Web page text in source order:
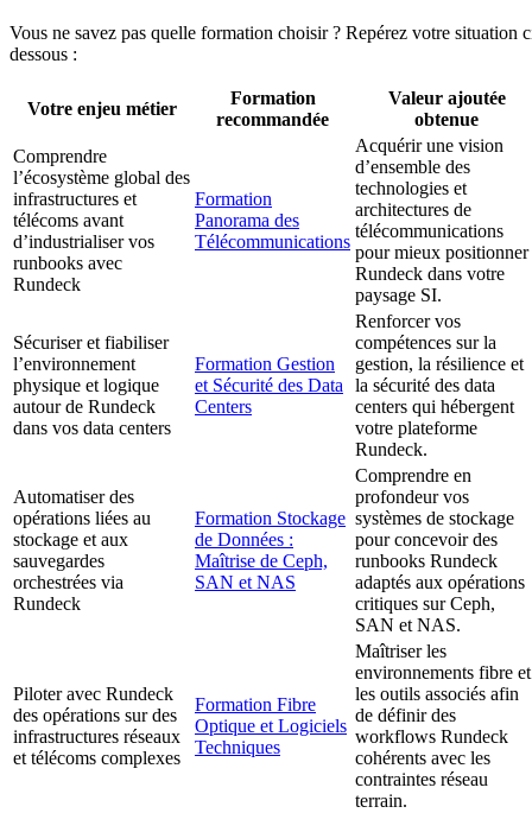
Vous ne savez pas quelle formation choisir ? Repérez votre situation
dessous :
Votre enjeu métier
Formation
recommandée
Valeur ajoutée
obtenue
Comprendre
l’écosystème global des
infrastructures et
télécoms avant
d’industrialiser vos
runbooks avec
Rundeck
Formation
Panorama des
Télécommunications
Acquérir une vision
d’ensemble des
technologies et
architectures de
télécommunications
pour mieux positionner
Rundeck dans votre
paysage SI.
Sécuriser et fiabiliser
l’environnement
physique et logique
autour de Rundeck
dans vos data centers
Formation Gestion
et Sécurité des Data
Centers
Renforcer vos
compétences sur la
gestion, la résilience et
la sécurité des data
centers qui hébergent
votre plateforme
Rundeck.
Automatiser des
opérations liées au
stockage et aux
sauvegardes
orchestrées via
Rundeck
Formation Stockage
de Données :
Maîtrise de Ceph,
SAN et NAS
Comprendre en
profondeur vos
systèmes de stockage
pour concevoir des
runbooks Rundeck
adaptés aux opérations
critiques sur Ceph,
SAN et NAS.
Piloter avec Rundeck
des opérations sur des
infrastructures réseaux
et télécoms complexes
Formation Fibre
Optique et Logiciels
Techniques
Maîtriser les
environnements fibre et
les outils associés afin
de définir des
workflows Rundeck
cohérents avec les
contraintes réseau
terrain.